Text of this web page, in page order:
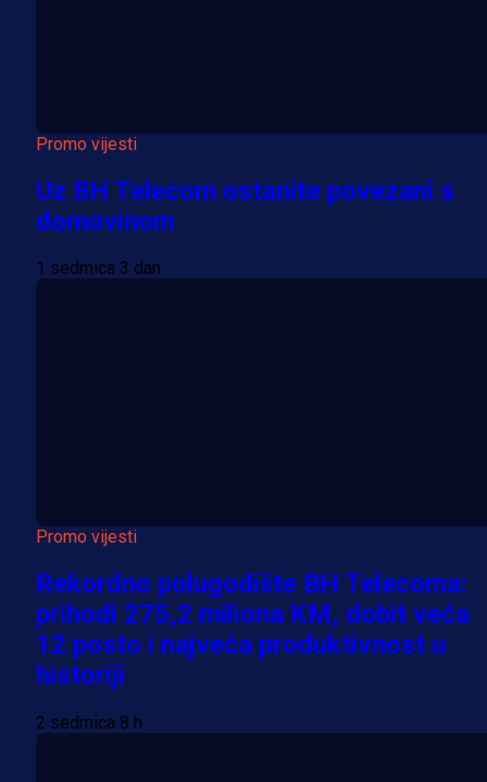
Promo vijesti
Uz BH Telecom ostanite povezani s
domovinom
1 sedmica 3 dan
Promo vijesti
Rekordno polugodište BH Telecoma:
prihodi 275,2 miliona KM, dobit veća
12 posto i najveća produktivnost u
historiji
2 sedmica 8 h